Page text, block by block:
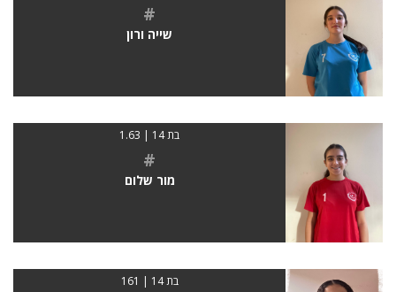
#
שייה ורון
בת 14 | 1.63
#
מור שלום
בת 14 | 161